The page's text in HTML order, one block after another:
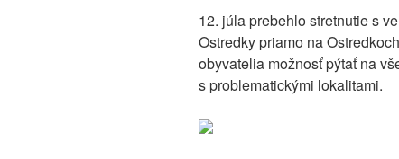
12. júla prebehlo stretnutie s
Ostredky priamo na
obyvatelia možnosť pýtať na
s problematickými lokalitami.